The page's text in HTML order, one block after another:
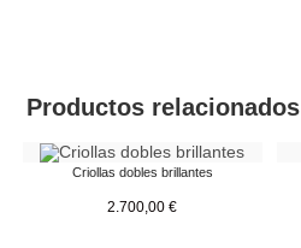
Productos relacionados
Criollas dobles brillantes
2.700,00€